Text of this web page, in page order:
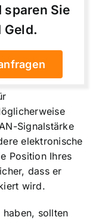
sparen Sie
Geld.
Signalstärke
elektronische
Position Ihres
dass er
wird.
haben, sollten